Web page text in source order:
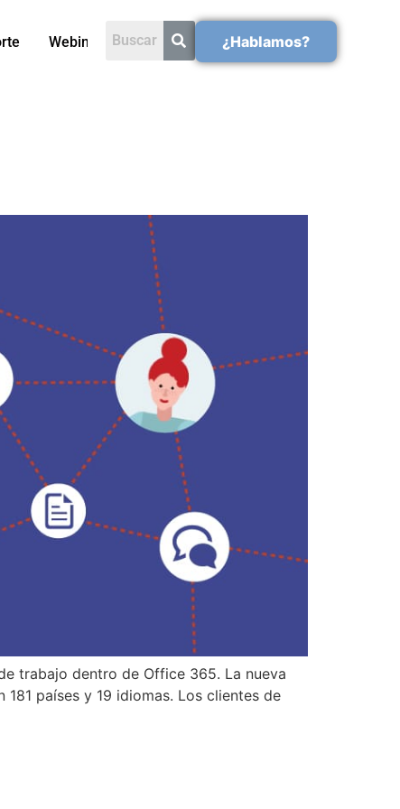
Webinars ¿Hablamos?
trabajo dentro de Office 365. La nueva
países y 19 idiomas. Los clientes de